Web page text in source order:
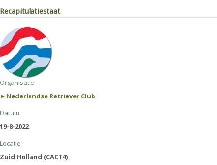
Recapitulatiestaat
Organisatie
►Nederlandse Retriever Club
Datum
19-8-2022
Locatie
Zuid Holland (CACT4)